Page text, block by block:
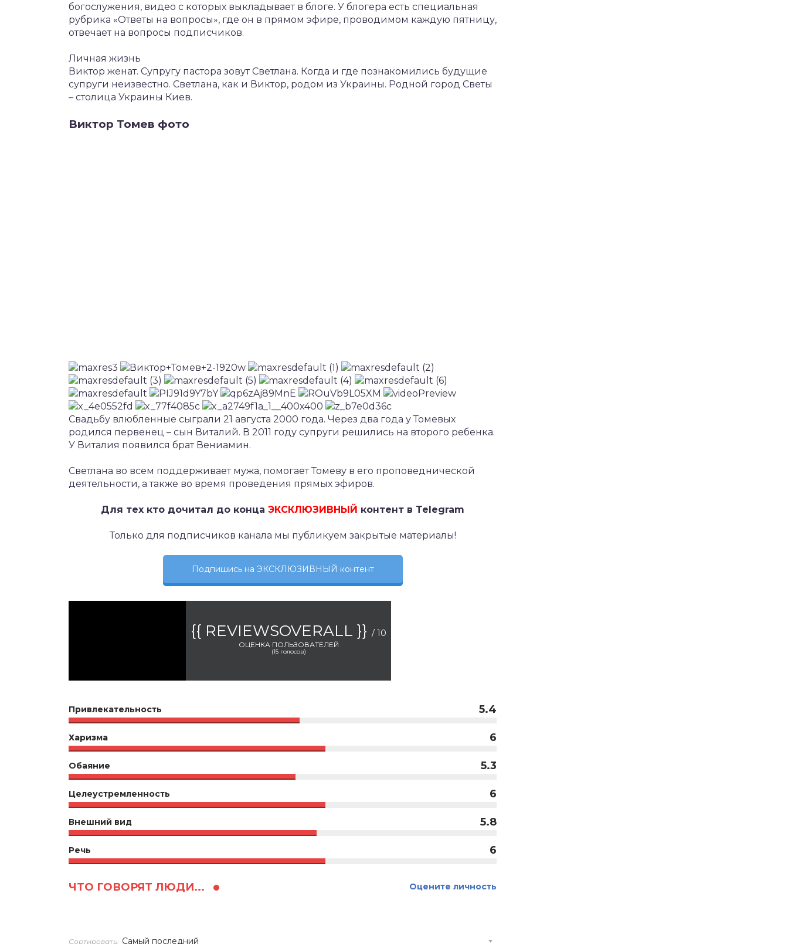
богослужения, видео с которых выкладывает в блоге. У блогера есть специальная
рубрика «Ответы на вопросы», где он в прямом эфире, проводимом каждую пятницу,
отвечает на вопросы подписчиков.
Личная жизнь
Виктор женат. Супругу пастора зовут Светлана. Когда и где познакомились будущие
супруги неизвестно. Светлана, как и Виктор, родом из Украины. Родной город Светы
– столица Украины Киев.
Виктор Томев фото
Свадьбу влюбленные сыграли 21 августа 2000 года. Через два года у Томевых
родился первенец – сын Виталий. В 2011 году супруги решились на второго ребенка.
У Виталия появился брат Вениамин.
Светлана во всем поддерживает мужа, помогает Томеву в его проповеднической
деятельности, а также во время проведения прямых эфиров.
Для тех кто дочитал до концаЭКСКЛЮЗИВНЫЙ контент в Telegram
Только для подписчиков канала мы публикуем закрытые материалы!
Подпишись на ЭКСКЛЮЗИВНЫЙ контент
{{ REVIEWSOVERALL }} / 10
ОЦЕНКА ПОЛЬЗОВАТЕЛЕЙ
(15голосов)
Привлекательность 5.4
Харизма 6
Обаяние 5.3
Целеустремленность 6
Внешний вид 5.8
Речь 6
ЧТО ГОВОРЯТ ЛЮДИ... Оцените личность
Сортировать: